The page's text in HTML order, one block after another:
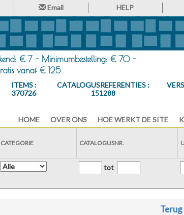
Email HELP
€ 7 - Minimumbestelling: € 70 -
vanaf € 125
ITEMS :
370726
CATALOGUSREFERENTIES :
151288
HOME OVER ONS HOE WERKT DE SITE
CATEGORIE CATALOGUSNR.
tot